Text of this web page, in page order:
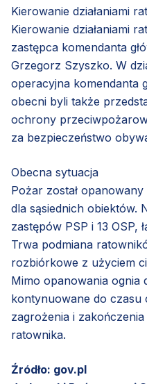
Kierowanie działaniami
Kierowanie działaniami
zastępca komendanta
Grzegorz Szyszko. W
operacyjna komendanta
obecni byli także
ochrony
za bezpieczeństwo
Obecna sytuacja
Pożar został
dla sąsiednich obiektów.
zastępów PSP i 13 OSP,
Trwa podmiana
rozbiórkowe z użyciem
Mimo opanowania ognia
kontynuowane do czasu
zagrożenia i
ratownika.
Źródło: gov.pl